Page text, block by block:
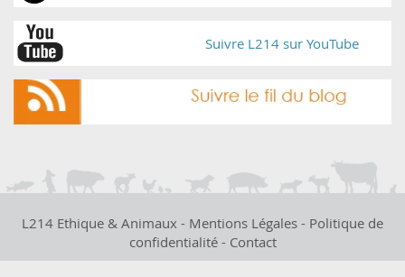
Suivre L214 sur YouTube
L214 Ethique & Animaux - Mentions Légales - Politique de
confidentialité- Contact